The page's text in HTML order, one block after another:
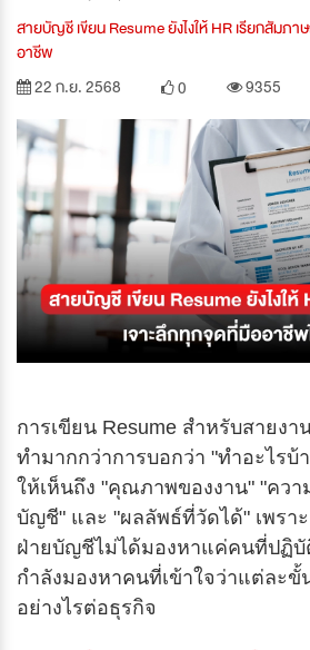
สายบัญชี เขียน Resume ยังไงให้ HR เรียกสัมภ
อาชีพ
22 ก.ย. 2568
0 9355
การเขียน Resume สำหรับสายง
ทำมากกว่าการบอกว่า "ทำอะไรบ้
ให้เห็นถึง "คุณภาพของงาน" "ควา
บัญชี" และ "ผลลัพธ์ที่วัดได้" เพรา
ฝ่ายบัญชีไม่ได้มองหาแค่คนที่ปฏิ
กำลังมองหาคนที่เข้าใจว่าแต่ละ
อย่างไรต่อธุรกิจ